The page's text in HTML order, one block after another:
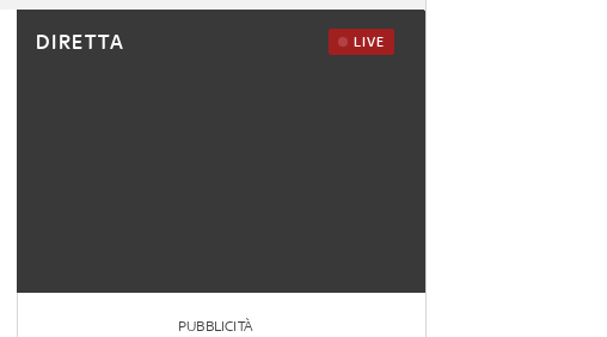
DIRETTA LIVE
PUBBLICITÀ